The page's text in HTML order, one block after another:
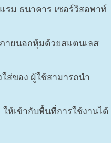
รม ธนาคาร เซอร์วิสอพาท์
ายนอกหุ้มด้วยสแตนเลส
ส่ของ ผู้ใช้สามารถนำ
ห้เข้ากับพื้นที่การใช้งานได้